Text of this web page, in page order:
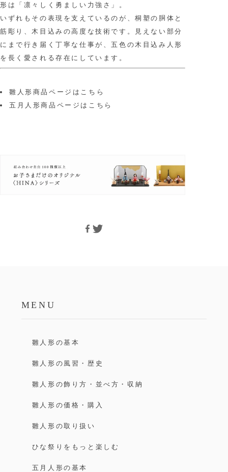
形は「凛々しく勇ましい力強さ」。
いずれもその表現を支えているのが、桐塑の胴体と
筋彫り、木目込みの高度な技術です。見えない部分
にまで行き届く丁寧な仕事が、五色の木目込み人形
を長く愛される存在にしています。
雛人形商品ページはこちら
五月人形商品ページはこちら
MENU
雛人形の基本
雛人形の風習・歴史
雛人形の飾り方・並べ方・収納
雛人形の価格・購入
雛人形の取り扱い
ひな祭りをもっと楽しむ
五月人形の基本